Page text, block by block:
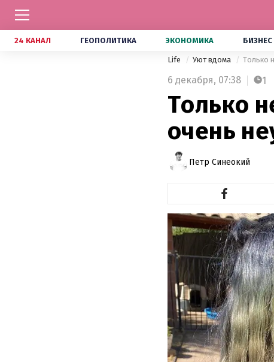
24 КАНАЛ ГЕОПОЛИТИКА ЭКОНОМИКА БИЗНЕС
Life Уют вдома Только
6 декабря, 07:38 1
Только
очень
Петр Синеокий